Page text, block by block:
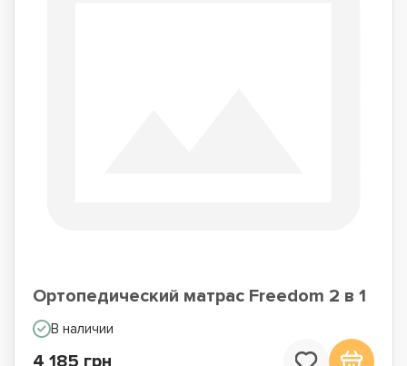
Ортопедический матрас Freedom 2 в 1
В наличии
4 185 грн